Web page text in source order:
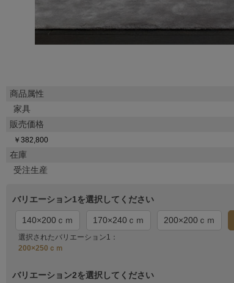
商品属性
家具
販売価格
￥382,800
在庫
受注生産
バリエーション1を選択してください
140×200ｃｍ 170×240ｃｍ 200×200ｃｍ
選択されたバリエーション1：
200×250ｃｍ
バリエーション2を選択してください